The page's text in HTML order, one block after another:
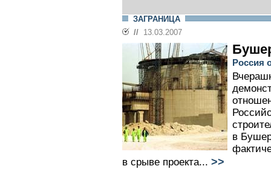
ЗАГРАНИЦА
// 13.03.2007
Россия
в
в срыве проекта... >>